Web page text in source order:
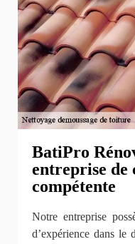
BatiPro
entreprise de
compétente
Notre entreprise
d’expérience dans le